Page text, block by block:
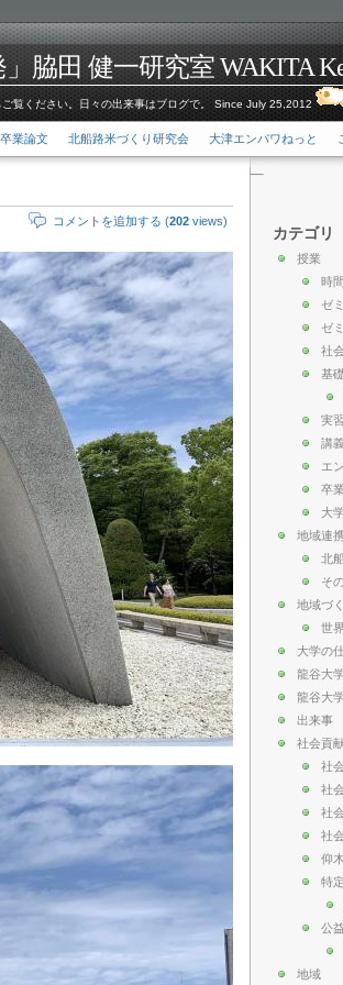
脇田 健一研究室 WAKITA
覧ください。日々の出来事はブログで。 Since July 25,2012
卒業論文 北船路米づくり研究会 大津エンパワねっと
コメントを追加する (202 views)
カテゴリ
授業
時
ゼ
ゼ
社
基
実習
講
エ
卒
大
地域連
北
そ
地域づく
世
大学の
龍谷大
龍谷大
出来事
社会貢献
社
社
社
社
仰
特
公
地域